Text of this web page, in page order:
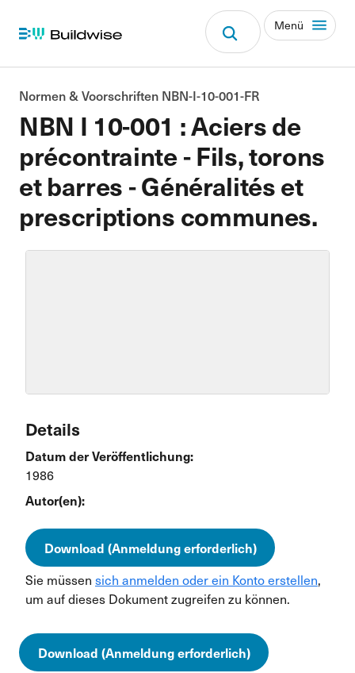
Menü
NBN I 10-001 : Aciers de
précontrainte - Fils, torons
et barres - Généralités et
prescriptions communes.
Normen & Voorschriften NBN-I-10-001-FR
Details
Datum der Veröffentlichung:
1986
Autor(en):
Download (Anmeldung erforderlich)
Sie müssen sich anmelden oder ein Konto erstellen,
um auf dieses Dokument zugreifen zu können.
Download (Anmeldung erforderlich)